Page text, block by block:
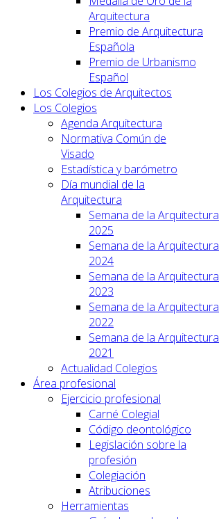
Arquitectura
Premio de Arquitectura
Española
Premio de Urbanismo
Español
Los Colegios de Arquitectos
Los Colegios
Agenda Arquitectura
Normativa Común de
Visado
Estadística y barómetro
Día mundial de la
Arquitectura
Semana de la Arquitectura
2025
Semana de la Arquitectura
2024
Semana de la Arquitectura
2023
Semana de la Arquitectura
2022
Semana de la Arquitectura
2021
Actualidad Colegios
Área profesional
Ejercicio profesional
Carné Colegial
Código deontológico
Legislación sobre la
profesión
Colegiación
Atribuciones
Herramientas